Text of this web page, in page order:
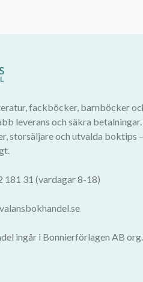
fackböcker, barnböcker
leverans och säkra betalningar.
storsäljare och utvalda boktips –
181 31 (vardagar 8-18)
ingår i Bonnierförlagen AB